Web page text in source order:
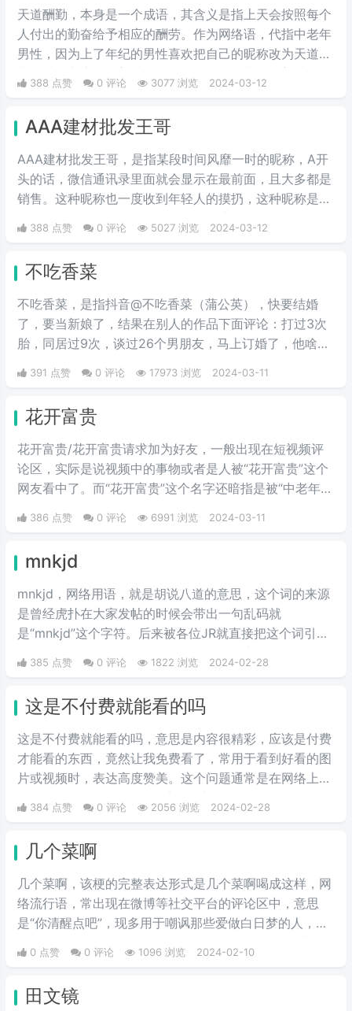
天道酬勤，本身是一个成语，其含义是指上天会按照每个
人付出的勤奋给予相应的酬劳。作为网络语，代指中老年
男性，因为上了年纪的男性喜欢把自己的昵称改为天道酬
勤，花开富贵，上善若水等，其中天道酬勤和上善若水深
受男性用户的喜欢，花开富贵深受女性用户的青睐。
388 点赞 0 评论 3077 浏览 2024-03-12
AAA建材批发王哥
AAA建材批发王哥，是指某段时间风靡一时的昵称，A开
头的话，微信通讯录里面就会显示在最前面，且大多都是
销售。这种昵称也一度收到年轻人的摸扔，这种昵称是模
仿中老年人的语气头像昵称在网上冲浪。
388 点赞 0 评论 5027 浏览 2024-03-12
不吃香菜
不吃香菜，是指抖音@不吃香菜（蒲公英），快要结婚
了，要当新娘了，结果在别人的作品下面评论：打过3次
胎，同居过9次，谈过26个男朋友，马上订婚了，他啥都
391 点赞 0 评论 17973 浏览 2024-03-11
花开富贵
花开富贵/花开富贵请求加为好友，一般出现在短视频评
论区，实际是说视频中的事物或者是人被“花开富贵”这个
网友看中了。而“花开富贵”这个名字还暗指是被“中老年
386 点赞 0 评论 6991 浏览 2024-03-11
mnkjd
mnkjd，网络用语，就是胡说八道的意思，这个词的来源
是曾经虎扑在大家发帖的时候会带出一句乱码就
是“mnkjd”这个字符。后来被各位JR就直接把这个词引申
成意思为胡说八道，比如说有一个人在胡言乱语，我们就
说他在mnkjd，也就是胡乱说话的意思。
385 点赞 0 评论 1822 浏览 2024-02-28
这是不付费就能看的吗
这是不付费就能看的吗，意思是内容很精彩，应该是付费
才能看的东西，竟然让我免费看了，常用于看到好看的图
片或视频时，表达高度赞美。这个问题通常是在网络上用
来调侃那些标榜为 "少儿不宜" 内容的事物，出自微博热
评。它也可以用作粉丝对偶像美图的赞美，“免费看”源于
真大方”的意思。
384 点赞 0 评论 2056 浏览 2024-02-28
几个菜啊
几个菜啊，该梗的完整表达形式是几个菜啊喝成这样，网
络流行语，常出现在微博等社交平台的评论区中，意思
是“你清醒点吧”，现多用于嘲讽那些爱做白日梦的人，言
啊”。
0 点赞 0 评论 1096 浏览 2024-02-10
田文镜